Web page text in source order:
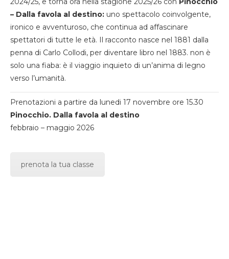
– Dalla favola al destino: uno spettacolo coinvolgente,
ironico e avventuroso, che continua ad affascinare
spettatori di tutte le età. Il racconto nasce nel 1881 dalla
penna di Carlo Collodi, per diventare libro nel 1883. non è
solo una fiaba: è il viaggio inquieto di un’anima di legno
verso l’umanità.
Prenotazioni a partire da lunedi 17 novembre ore 15.30
Pinocchio. Dalla favola al destino
febbraio – maggio 2026
prenota la tua classe